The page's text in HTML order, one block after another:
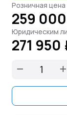
Розничная цена
259
Юридическим
271 950